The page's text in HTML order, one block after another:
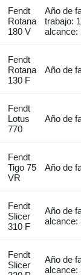
Fendt
Rotana
180 V
Año de
trabajo:
alcance:
Fendt
Rotana
130 F
Año de
Fendt
Lotus
770
Año de
Fendt
Tigo 75
VR
Año de
Fendt
Slicer
310 F
Año de
alcance:
Fendt
Slicer
Año de
alcance: